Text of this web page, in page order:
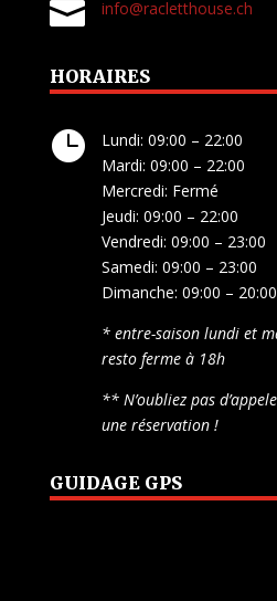
 info@racletthouse.ch
HORAIRES

Lundi: 09:00 – 22:00
Mardi: 09:00 – 22:00
Mercredi: Fermé
Jeudi: 09:00 – 22:00
Vendredi: 09:00 – 23:00
Samedi: 09:00 – 23:00
Dimanche: 09:00 – 20:00
* entre-saison lundi et
resto ferme à 18h
** N’oubliez pas
une réservation !
GUIDAGE GPS